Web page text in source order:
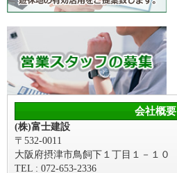
会社概要
(株)富士建設
〒532-0011
大阪府摂津市鳥飼下１丁目１－１０
TEL : 072-653-2336